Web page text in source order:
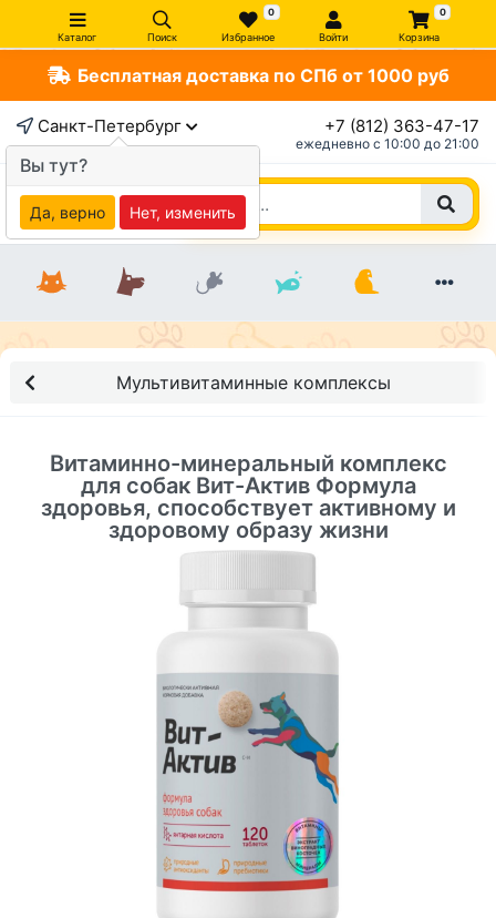
Каталог Поиск
0
Избранное Войти
0
Корзина
Бесплатная доставка по СПб от 1000 руб
Санкт-Петербург +7 (812) 363-47-17
ежедневно c 10:00 до 21:00
Мультивитаминные комплексы
Витаминно-минеральный комплекс
для собак Вит-Актив Формула
здоровья, способствует активному и
здоровому образу жизни
Вы тут?
Да, верно Нет, изменить